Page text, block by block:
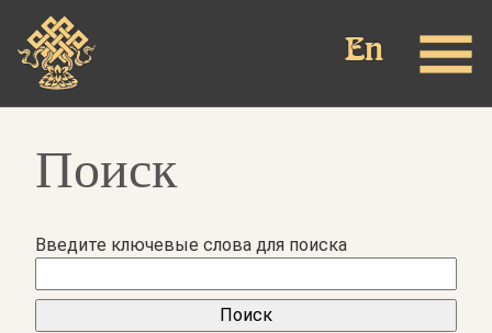
основному
содержанию
Поиск
Введите ключевые слова для поиска